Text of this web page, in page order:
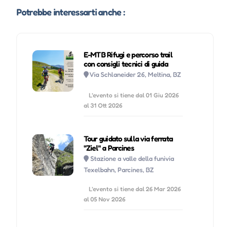
Potrebbe interessarti anche :
E-MTB Rifugi e percorso trail
con consigli tecnici di guida
Via Schlaneider 26, Meltina, BZ
L'evento si tiene dal 01 Giu 2026
al 31 Ott 2026
Tour guidato sulla via ferrata
"Ziel" a Parcines
Stazione a valle della funivia
Texelbahn, Parcines, BZ
L'evento si tiene dal 26 Mar 2026
al 05 Nov 2026